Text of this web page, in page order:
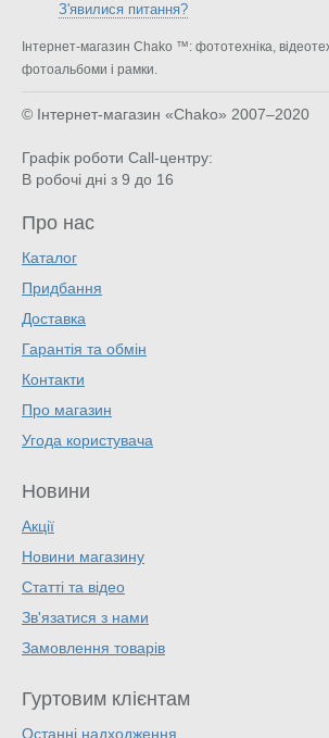
З'явилися питання?
Інтернет-магазин Chako ™: фототехніка,
фотоальбоми і рамки.
© Інтернет-магазин «Chako» 2007–2020
Графік роботи Call-центру:
В робочі дні з 9 до 16
Про нас
Каталог
Придбання
Доставка
Гарантія та обмін
Контакти
Про магазин
Угода користувача
Новини
Акції
Новини магазину
Статті та відео
Зв'язатися з нами
Замовлення товарів
Гуртовим клієнтам
Останні надходження